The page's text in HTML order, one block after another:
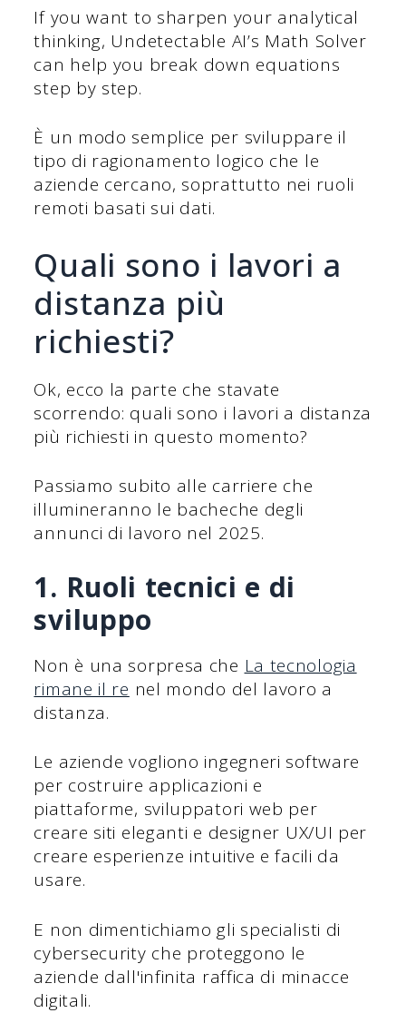
If you want to sharpen your analytical
thinking, Undetectable AI’s Math Solver
can help you break down equations
step by step.
È un modo semplice per sviluppare il
tipo di ragionamento logico che le
aziende cercano, soprattutto nei ruoli
remoti basati sui dati.
Quali sono i lavori a
distanza più
richiesti?
Ok, ecco la parte che stavate
scorrendo: quali sono i lavori a distanza
più richiesti in questo momento?
Passiamo subito alle carriere che
illumineranno le bacheche degli
annunci di lavoro nel 2025.
1. Ruoli tecnici e di
sviluppo
Non è una sorpresa che La tecnologia
rimane il re nel mondo del lavoro a
distanza.
Le aziende vogliono ingegneri software
per costruire applicazioni e
piattaforme, sviluppatori web per
creare siti eleganti e designer UX/UI per
creare esperienze intuitive e facili da
usare.
E non dimentichiamo gli specialisti di
cybersecurity che proteggono le
aziende dall'infinita raffica di minacce
digitali.